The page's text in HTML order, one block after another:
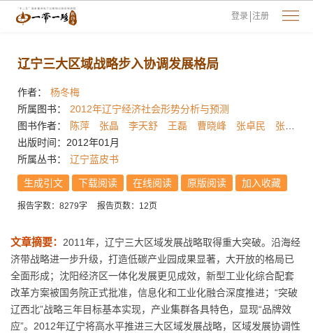
登录 注册
辽宁三大区域战略步入协调发展格局
作者：
杨冬梅
所属图书：
2012年辽宁经济社会形势分析与预测
图书作者：
陈萍 张晶 李天舒 王磊 曹晓峰 张卓民
张天维
出版时间：2012年01月
所属丛书：
辽宁蓝皮书
生成引文 下载阅读 在线阅读 原版阅读 加入收藏
报告字数：8279字 报告页数：12页
文章摘要： 2011年，辽宁三大区域发展战略取得重大突破。沿海经
济带战略进一步升级，打造低碳产业园成果显著，大开放的格局已
全面形成；沈阳经济区一体化发展更见成效，新型工业化综合配套
改革方案被国务院正式批准，信息化和工业化融合深度推进；“突破
辽西北”战略三年目标基本实现，产业集群各具特色，显现“品牌效
应”。2012年辽宁将高水平推进三大区域发展战略，区域发展协调性